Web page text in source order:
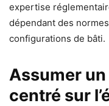
expertise
dépendant des
configurations de bâti.
Assumer
centré sur